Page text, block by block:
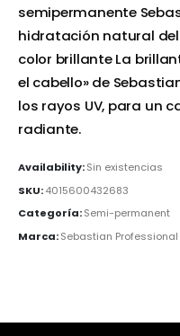
semipermanente
hidratación natural
color brillante La
el cabello» de
los rayos UV, para un
radiante.
Availability:Sin existencias
SKU:4015600432683
Categoría:Semi-permanent
Marca:Sebastian Professional